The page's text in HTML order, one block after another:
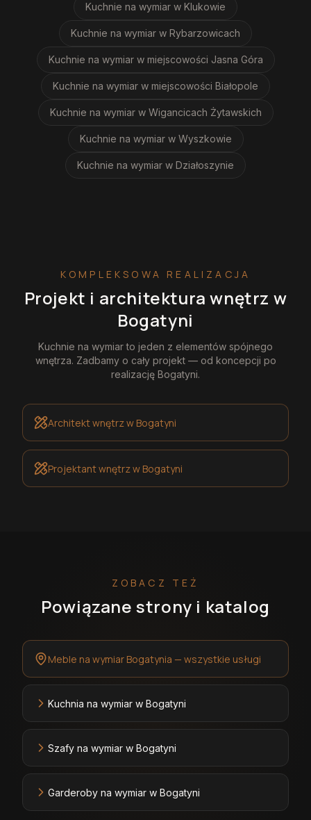
Kuchnie na wymiar w Klukowie
Kuchnie na wymiar w Rybarzowicach
Kuchnie na wymiar w miejscowości Jasna Góra
Kuchnie na wymiar w miejscowości Białopole
Kuchnie na wymiar w Wigancicach Żytawskich
Kuchnie na wymiar w Wyszkowie
Kuchnie na wymiar w Działoszynie
KOMPLEKSOWA REALIZACJA
Projekt i architektura wnętrz w
Bogatyni
Kuchnie na wymiarto jeden z elementów spójnego
wnętrza. Zadbamy o cały projekt — od koncepcji po
realizację Bogatyni.
Architekt wnętrzw Bogatyni
Projektant wnętrzw Bogatyni
ZOBACZ TEŻ
Powiązane strony i katalog
Meble na wymiar Bogatynia — wszystkie usługi
Kuchnia na wymiar w Bogatyni
Szafy na wymiar w Bogatyni
Garderoby na wymiar w Bogatyni